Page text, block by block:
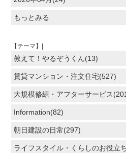
もっとみる
【テーマ】|
教えて！やるぞうくん(13)
賃貸マンション・注文住宅(527)
大規模修繕・アフターサービス
Information(82)
朝日建設の日常(297)
ライフスタイル・くらしのお役立